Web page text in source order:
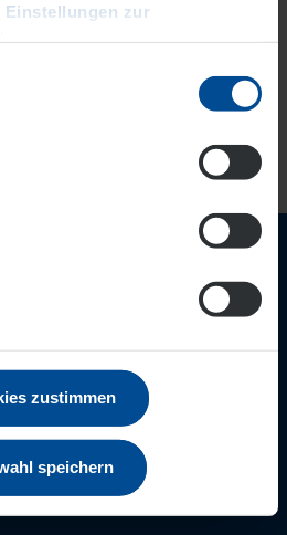
Einstellungen zur
zustimmen
speichern